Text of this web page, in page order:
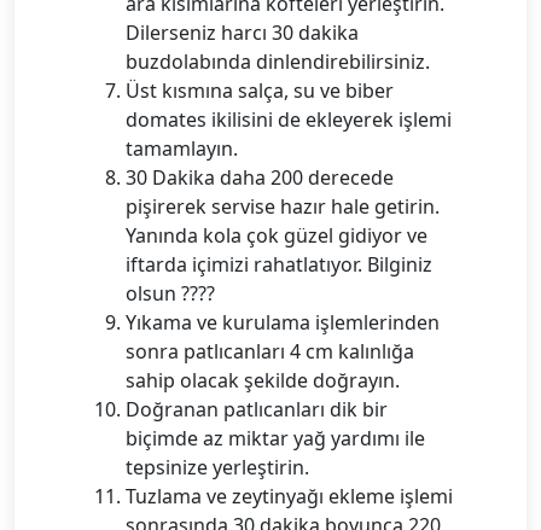
Dilerseniz harcı 30 dakika
buzdolabında dinlendirebilirsiniz.
Üst kısmına salça, su ve biber
domates ikilisini de ekleyerek işlemi
tamamlayın.
30 Dakika daha 200 derecede
pişirerek servise hazır hale getirin.
Yanında kola çok güzel gidiyor ve
iftarda içimizi rahatlatıyor. Bilginiz
olsun ????
Yıkama ve kurulama işlemlerinden
sonra patlıcanları 4 cm kalınlığa
sahip olacak şekilde doğrayın.
Doğranan patlıcanları dik bir
biçimde az miktar yağ yardımı ile
tepsinize yerleştirin.
Tuzlama ve zeytinyağı ekleme işlemi